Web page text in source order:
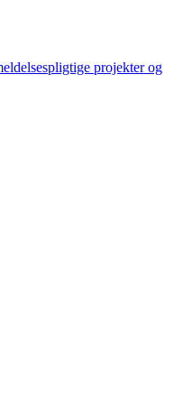
projekter og